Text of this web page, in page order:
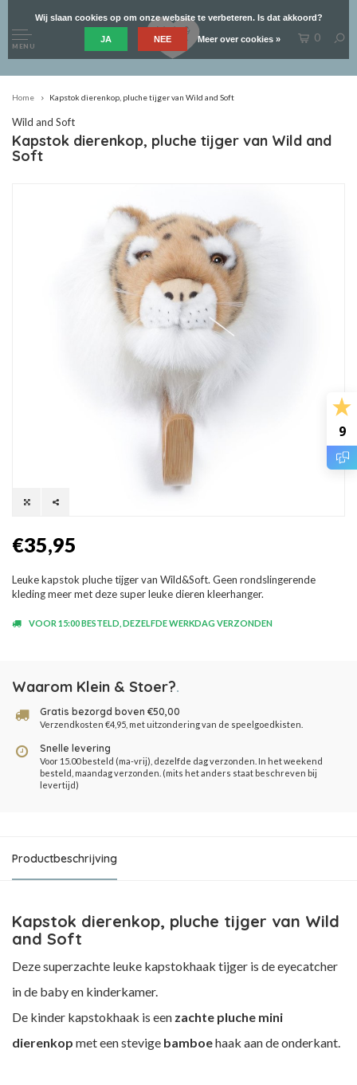
9
MENU
0
Home Kapstok dierenkop, pluche tijger van Wild and Soft
Wild and Soft
Kapstok dierenkop, pluche tijger van Wild and
Soft
€35,95
Leuke kapstok pluche tijger van Wild&Soft. Geen rondslingerende
kleding meer met deze super leuke dieren kleerhanger.
VOOR 15:00 BESTELD, DEZELFDE WERKDAG VERZONDEN
Waarom Klein & Stoer?.
Gratis bezorgd boven €50,00
Verzendkosten €4,95, met uitzondering van de speelgoedkisten.
Snelle levering
Voor 15.00 besteld (ma-vrij), dezelfde dag verzonden. In het weekend
besteld, maandag verzonden. (mits het anders staat beschreven bij
levertijd)
Productbeschrijving
Kapstok dierenkop, pluche tijger van Wild
and Soft
Deze superzachte leuke kapstokhaak tijger is de eyecatcher
in de baby en kinderkamer.
De kinder kapstokhaak is een zachte pluche mini
dierenkop met een stevige bamboehaak aan de onderkant.
Wij slaan cookies op om onze website te verbeteren. Is dat akkoord?
JA NEE Meer over cookies »